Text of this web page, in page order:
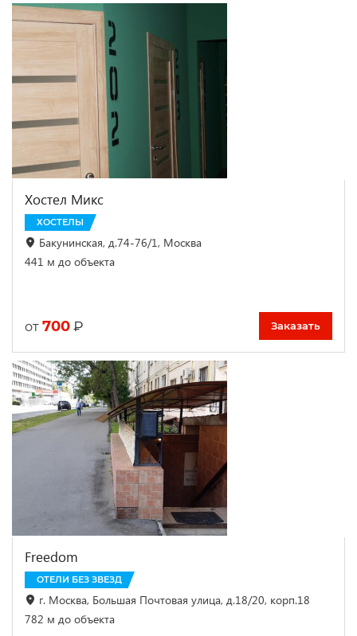
Хостел Микс
ХОСТЕЛЫ
Бакунинская, д.74-76/1, Москва
441 м до объекта
от 700 ₽ Заказать
Freedom
ОТЕЛИ БЕЗ ЗВЕЗД
г. Москва, Большая Почтовая улица, д.18/20, корп.18
782 м до объекта